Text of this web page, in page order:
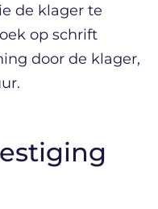
de klager te
op schrift
door de klager,